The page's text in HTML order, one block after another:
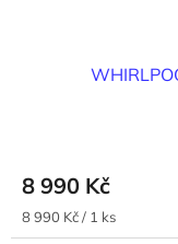
8 990 Kč
Měrná
cena:
8 990 Kč / 1 ks